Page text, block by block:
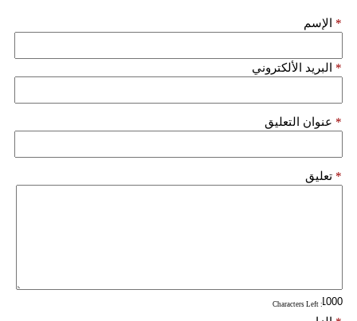
الإسم *
البريد الألكتروني *
عنوان التعليق *
تعليق *
: Characters Left